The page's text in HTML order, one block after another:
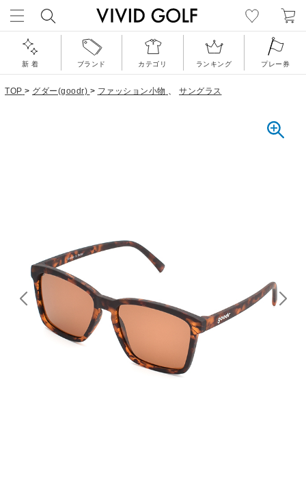
新 着 ブランド カテゴリ ランキング プレー券
TOP > グダー(goodr) > ファッション小物 、 サングラス